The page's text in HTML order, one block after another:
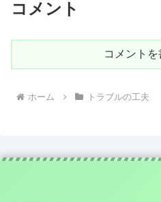
コメント
コメント
ホーム トラブルの工夫